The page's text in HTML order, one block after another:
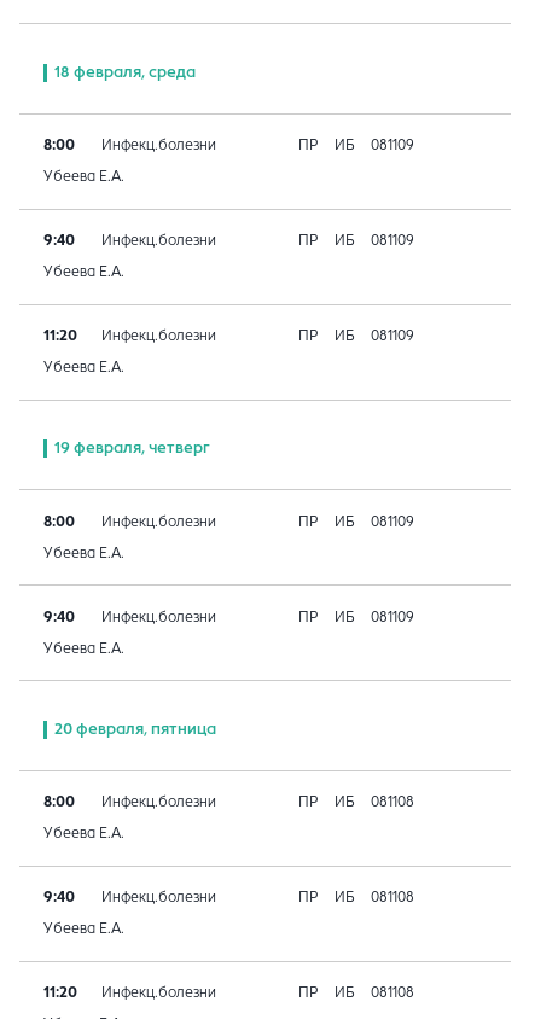
18 февраля, среда
8:00 Инфекц.болезни ПР ИБ 081109
Убеева Е.А.
9:40 Инфекц.болезни ПР ИБ 081109
Убеева Е.А.
11:20 Инфекц.болезни ПР ИБ 081109
Убеева Е.А.
19 февраля, четверг
8:00 Инфекц.болезни ПР ИБ 081109
Убеева Е.А.
9:40 Инфекц.болезни ПР ИБ 081109
Убеева Е.А.
20 февраля, пятница
8:00 Инфекц.болезни ПР ИБ 081108
Убеева Е.А.
9:40 Инфекц.болезни ПР ИБ 081108
Убеева Е.А.
11:20 Инфекц.болезни ПР ИБ 081108